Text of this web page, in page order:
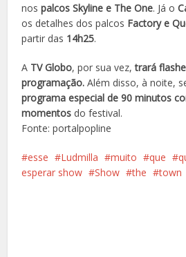
nospalcos Skyline e The One. Já o
os detalhes dos palcos Factory e
partir das 14h25.
A TV Globo, por sua vez,trará
programação.Além disso, à noite,
programa especial de 90 minutos
momentos do festival.
Fonte: portalpopline
esse Ludmilla muito que
esperar show
Show the town